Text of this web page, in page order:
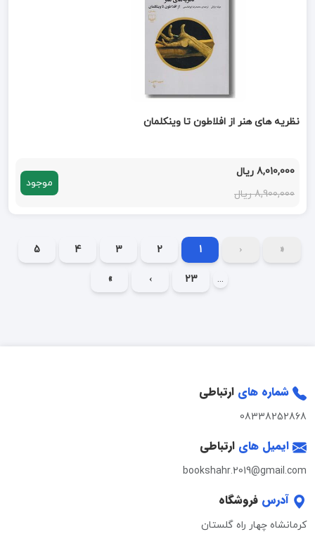
نظریه های هنر از افلاطون تا وینکلمان
8,010,000 ریال
8,900,000 ریال
موجود
«
‹
1
2
3
4
5
...
23
›
»
شماره های ارتباطی
08338252868
ایمیل های ارتباطی
bookshahr.2019@gmail.com
آدرس فروشگاه
کرمانشاه چهار راه گلستان